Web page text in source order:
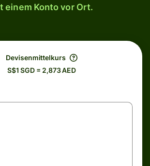
einem Konto vor Ort.
Devisenmittelkurs
S$1 SGD = 2,873 AED